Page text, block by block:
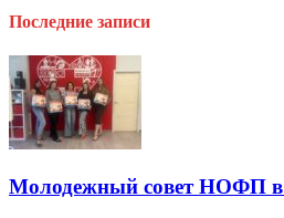
Последние записи
Молодежный совет НОФП в